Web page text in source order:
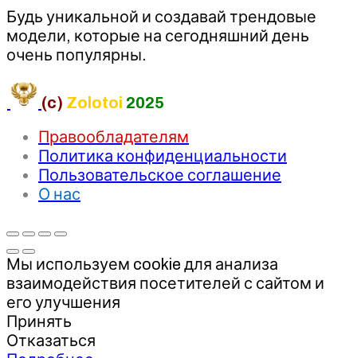
Будь уникальной и создавай трендовые
модели, которые на сегодняшний день
очень популярны.
(c) Zolotoi 2025
Правообладателям
Политика конфиденциальности
Пользовательское соглашение
О нас
Мы используем cookie для анализа
взаимодействия посетителей с сайтом и
его улучшения
Принять
Отказаться